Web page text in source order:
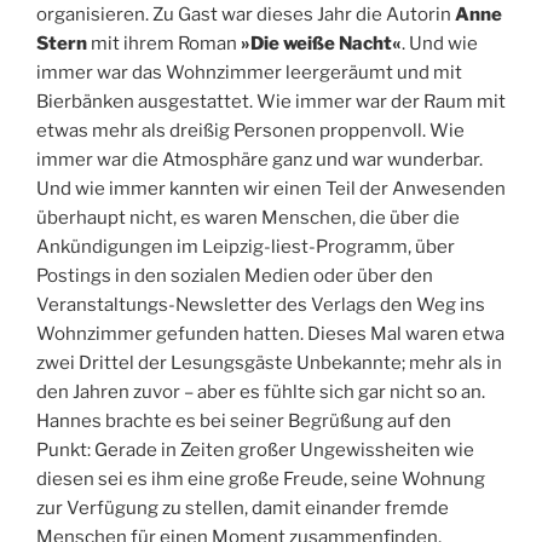
organisieren. Zu Gast war dieses Jahr die Autorin Anne
Stern mit ihrem Roman »Die weiße Nacht«. Und wie
immer war das Wohnzimmer leergeräumt und mit
Bierbänken ausgestattet. Wie immer war der Raum mit
etwas mehr als dreißig Personen proppenvoll. Wie
immer war die Atmosphäre ganz und war wunderbar.
Und wie immer kannten wir einen Teil der Anwesenden
überhaupt nicht, es waren Menschen, die über die
Ankündigungen im Leipzig-liest-Programm, über
Postings in den sozialen Medien oder über den
Veranstaltungs-Newsletter des Verlags den Weg ins
Wohnzimmer gefunden hatten. Dieses Mal waren etwa
zwei Drittel der Lesungsgäste Unbekannte; mehr als in
den Jahren zuvor – aber es fühlte sich gar nicht so an.
Hannes brachte es bei seiner Begrüßung auf den
Punkt: Gerade in Zeiten großer Ungewissheiten wie
diesen sei es ihm eine große Freude, seine Wohnung
zur Verfügung zu stellen, damit einander fremde
Menschen für einen Moment zusammenfinden,